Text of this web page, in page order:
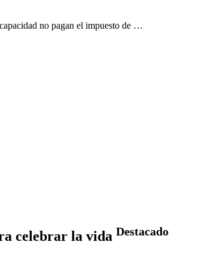
no pagan el impuesto de …
celebrar la vida Destacado